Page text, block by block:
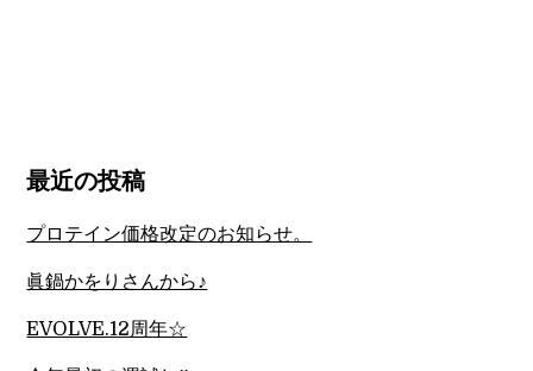
最近の投稿
プロテイン価格改定のお知らせ。
眞鍋かをりさんから♪
EVOLVE.12周年☆